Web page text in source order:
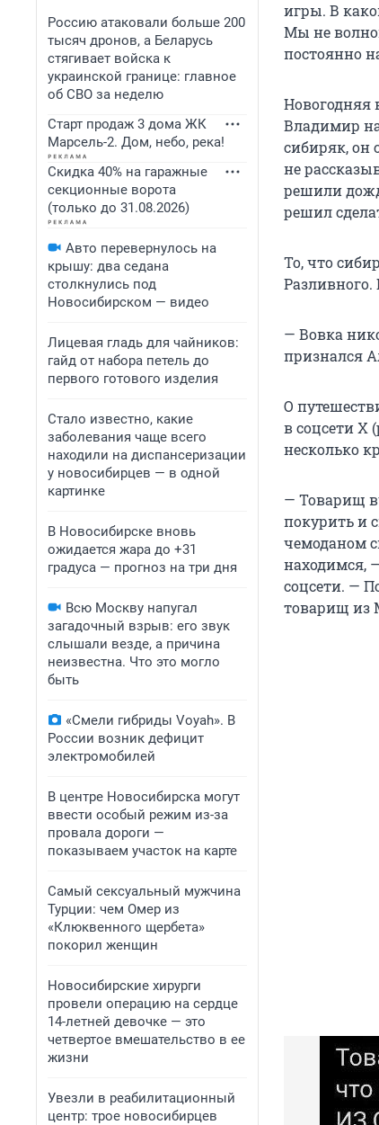
Россию атаковали больше 200
тысяч дронов, а Беларусь
стягивает войска к
украинской границе: главное
об СВО за неделю
Старт продаж 3 дома ЖК
Марсель-2. Дом, небо, река!
Скидка 40% на гаражные
секционные ворота
(только до 31.08.2026)
Авто перевернулось на
крышу: два седана
столкнулись под
Новосибирском — видео
Лицевая гладь для чайников:
гайд от набора петель до
первого готового изделия
Стало известно, какие
заболевания чаще всего
находили на диспансеризации
у новосибирцев — в одной
картинке
В Новосибирске вновь
ожидается жара до +31
градуса — прогноз на три дня
Всю Москву напугал
загадочный взрыв: его звук
слышали везде, а причина
неизвестна. Что это могло
быть
«Смели гибриды Voyah». В
России возник дефицит
электромобилей
В центре Новосибирска могут
ввести особый режим из-за
провала дороги —
показываем участок на карте
Самый сексуальный мужчина
Турции: чем Омер из
«Клюквенного щербета»
покорил женщин
Новосибирские хирурги
провели операцию на сердце
14-летней девочке — это
четвертое вмешательство в ее
жизни
Увезли в реабилитационный
центр: трое новосибирцев
игры. В
Мы не
постоянно
Новогодняя
Владимир
сибиряк, он
не
решили
решил
То, что
Разливного.
— Вовка
признался
О
в соцсети X
несколько
— Товарищ
покурить и
чемоданом
находимся,
соцсети. —
товарищ из